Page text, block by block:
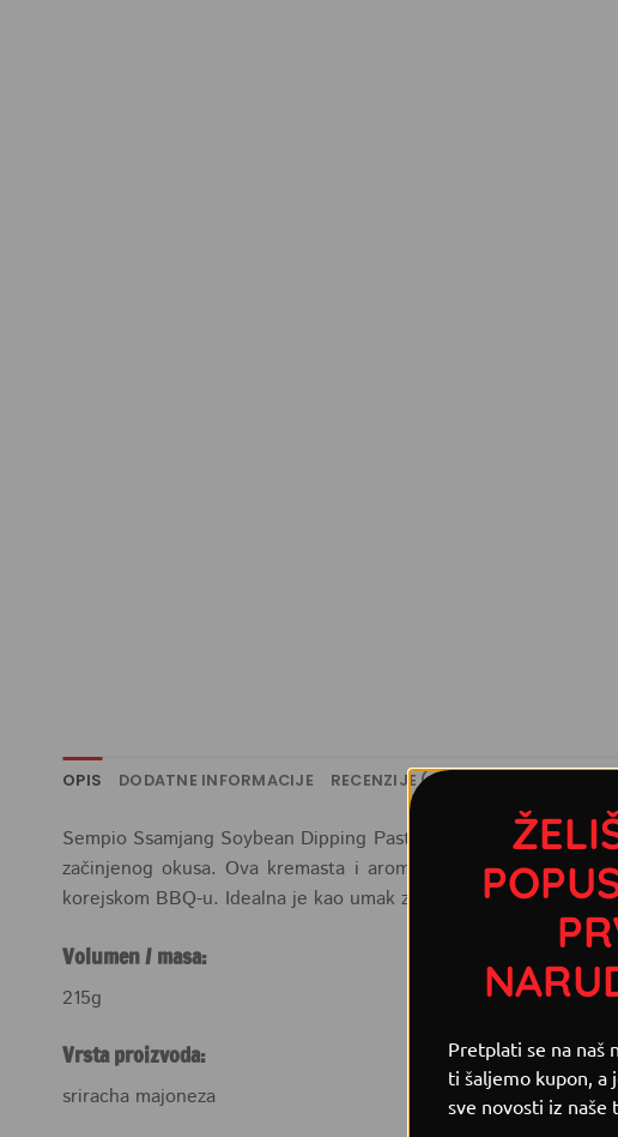
OPIS DODATNE INFORMACIJE RECENZIJE (0)
Sempio Ssamjang Soybean Dipping Paste je tradicionalna
začinjenog okusa. Ova kremasta i aromatična pasta
korejskom BBQ-u. Idealna je kao umak za umakanje mesa,
Volumen / masa:
215g
Vrsta proizvoda:
sriracha majoneza
Pretplati se na naš
ti šaljemo kupon, a
sve novosti iz naše